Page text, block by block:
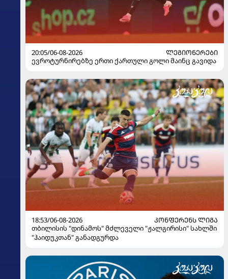
20:05/06-08-2026
ᲚᲔᲒᲘᲝᲜᲔᲠᲔᲑᲘ
ევროტურნირებზე ერთი ქართული გოლი მაინც გავიდა
18:53/06-08-2026
ᲙᲝᲜᲤᲔᲠᲔᲜᲡ ᲚᲘᲒᲐ
თბილისის "დინამოს" მძლეველი "ჟალგირისი" სახლში
"ჰაიდუკთან" განადგურდა